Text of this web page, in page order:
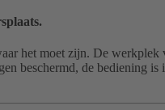
het moet zijn. De werkplek
beschermd, de bediening